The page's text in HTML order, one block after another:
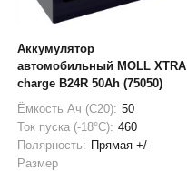
Аккумулятор
автомобильный MOLL XTRA
charge B24R 50Ah (75050)
Ёмкость Ач (С20): 50
Ток пуска (-18°С): 460
Полярность: Прямая +/-
Размер